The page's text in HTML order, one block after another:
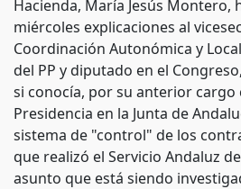
Hacienda, María Jesús Montero,
miércoles explicaciones al
Coordinación Autonómica y
del PP y diputado en el
si conocía, por su anterior cargo
Presidencia en la Junta de
sistema de "control" de los
que realizó el Servicio Andaluz
asunto que está siendo